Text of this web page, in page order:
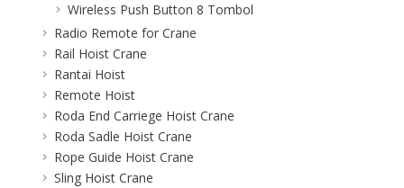
Wireless Push Button 8 Tombol
Radio Remote for Crane
Rail Hoist Crane
Rantai Hoist
Remote Hoist
Roda End Carriege Hoist Crane
Roda Sadle Hoist Crane
Rope Guide Hoist Crane
Sling Hoist Crane